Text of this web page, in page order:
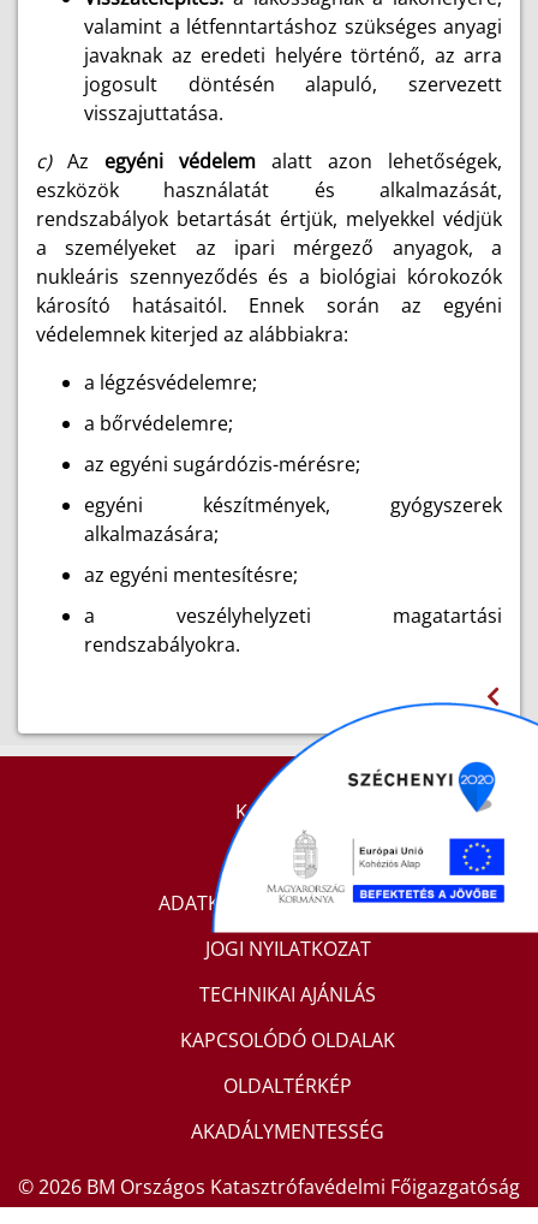
valamint a létfenntartáshoz szükséges anyagi
javaknak az eredeti helyére történő, az arra
jogosult döntésén alapuló, szervezett
visszajuttatása.
c)Az egyéni védelem alatt azon lehetőségek,
eszközök használatát és alkalmazását,
rendszabályok betartását értjük, melyekkel védjük
a személyeket az ipari mérgező anyagok, a
nukleáris szennyeződés és a biológiai kórokozók
károsító hatásaitól. Ennek során az egyéni
védelemnek kiterjed az alábbiakra:
a légzésvédelemre;
a bőrvédelemre;
az egyéni sugárdózis-mérésre;
egyéni készítmények, gyógyszerek
alkalmazására;
az egyéni mentesítésre;
a veszélyhelyzeti magatartási
rendszabályokra.
KAPCSOLAT
IMPRESSZUM
ADATKEZELÉSI TÁJÉKOZTATÓ
JOGI NYILATKOZAT
TECHNIKAI AJÁNLÁS
KAPCSOLÓDÓ OLDALAK
OLDALTÉRKÉP
AKADÁLYMENTESSÉG
© 2026 BM Országos Katasztrófavédelmi Főigazgatóság